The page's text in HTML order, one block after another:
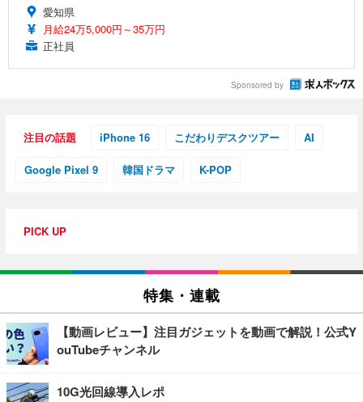
愛知県
月給24万5,000円～35万円
正社員
Sponsored by
注目の話題 iPhone 16 こだわりデスクツアー AI
Google Pixel 9 韓国ドラマ K-POP
PICK UP
特集・連載
【動画レビュー】注目ガジェットを動画で解説！公式Y
ouTubeチャンネル
10G光回線導入レポ